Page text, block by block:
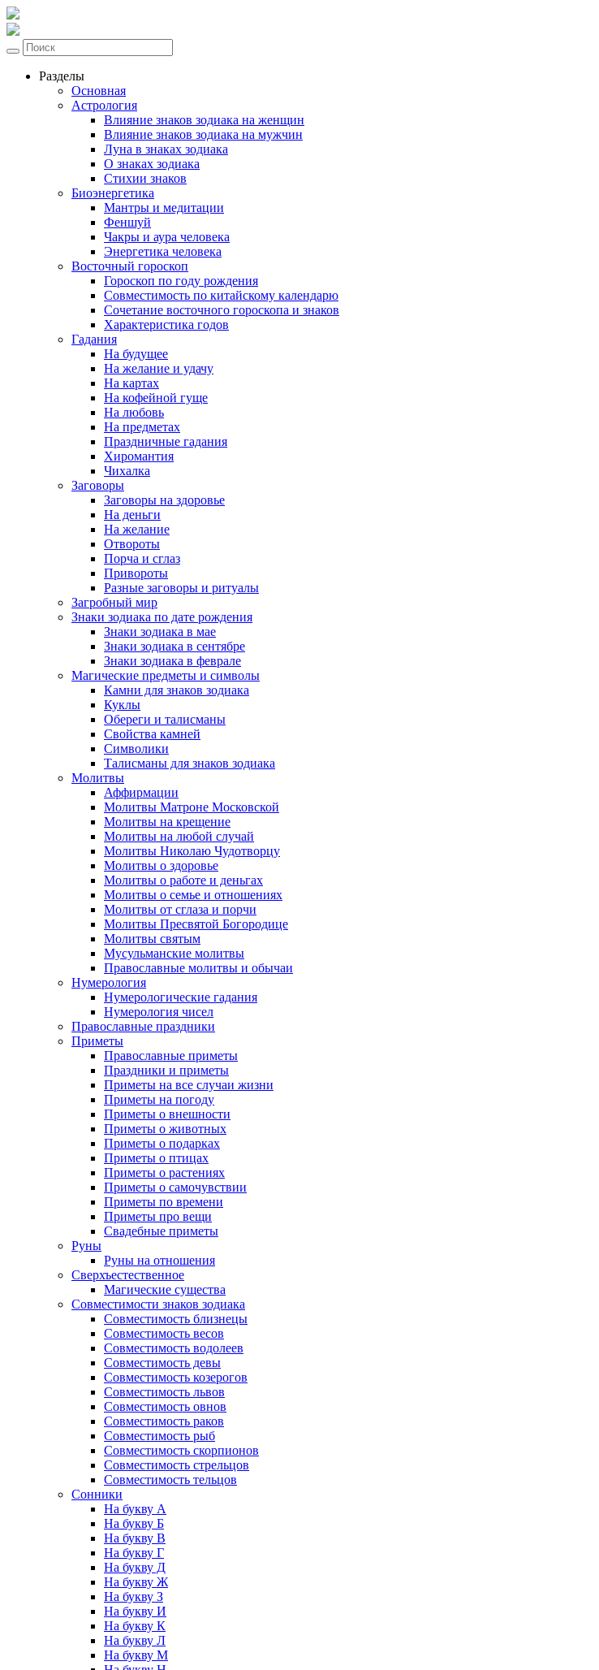
Разделы
Основная
Астрология
Влияние знаков зодиака на женщин
Влияние знаков зодиака на мужчин
Луна в знаках зодиака
О знаках зодиака
Стихии знаков
Биоэнергетика
Мантры и медитации
Феншуй
Чакры и аура человека
Энергетика человека
Восточный гороскоп
Гороскоп по году рождения
Совместимость по китайскому календарю
Сочетание восточного гороскопа и знаков
Характеристика годов
Гадания
На будущее
На желание и удачу
На картах
На кофейной гуще
На любовь
На предметах
Праздничные гадания
Хиромантия
Чихалка
Заговоры
Заговоры на здоровье
На деньги
На желание
Отвороты
Порча и сглаз
Привороты
Разные заговоры и ритуалы
Загробный мир
Знаки зодиака по дате рождения
Знаки зодиака в мае
Знаки зодиака в сентябре
Знаки зодиака в феврале
Магические предметы и символы
Камни для знаков зодиака
Куклы
Обереги и талисманы
Свойства камней
Символики
Талисманы для знаков зодиака
Молитвы
Аффирмации
Молитвы Матроне Московской
Молитвы на крещение
Молитвы на любой случай
Молитвы Николаю Чудотворцу
Молитвы о здоровье
Молитвы о работе и деньгах
Молитвы о семье и отношениях
Молитвы от сглаза и порчи
Молитвы Пресвятой Богородице
Молитвы святым
Мусульманские молитвы
Православные молитвы и обычаи
Нумерология
Нумерологические гадания
Нумерология чисел
Православные праздники
Приметы
Православные приметы
Праздники и приметы
Приметы на все случаи жизни
Приметы на погоду
Приметы о внешности
Приметы о животных
Приметы о подарках
Приметы о птицах
Приметы о растениях
Приметы о самочувствии
Приметы по времени
Приметы про вещи
Свадебные приметы
Руны
Руны на отношения
Сверхъестественное
Магические существа
Совместимости знаков зодиака
Совместимость близнецы
Совместимость весов
Совместимость водолеев
Совместимость девы
Совместимость козерогов
Совместимость львов
Совместимость овнов
Совместимость раков
Совместимость рыб
Совместимость скорпионов
Совместимость стрельцов
Совместимость тельцов
Сонники
На букву А
На букву Б
На букву В
На букву Г
На букву Д
На букву Ж
На букву З
На букву И
На букву К
На букву Л
На букву М